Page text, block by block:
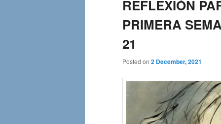
REFLEXIÓN
PRIMERA
21
Posted on 2 December, 2021